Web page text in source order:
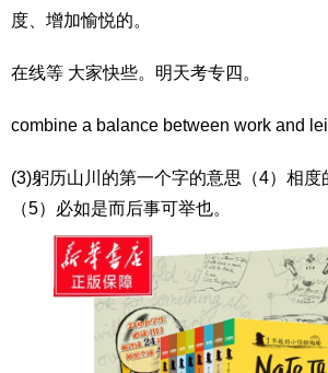
度、增加愉悦的。
在线等 大家快些。明天考专四。
combine a balance between work and
(3)躬历山川的第一个字的意思（4）相度
（5）必如是而后事可举也。